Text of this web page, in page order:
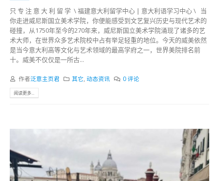
只 专 注 意 大 利 留 学 \ 福建意大利留学中心 | 意大利语学习中心 \ 当
你走进威尼斯国立美术学院，你便能感受到文艺复兴历史与现代艺术的
碰撞，从1750年至今的270年来，威尼斯国立美术学院涌现了诸多的艺
术大师，在世界众多艺术院校中占有举足轻重的地位。今天的威美依然
是当今意大利高等文化与艺术领域的最高学府之一，世界美院排名前
十。威美不仅仅是一所古...
作者泛意主页君 其它 ,动态资讯 0 评论
阅读更多...